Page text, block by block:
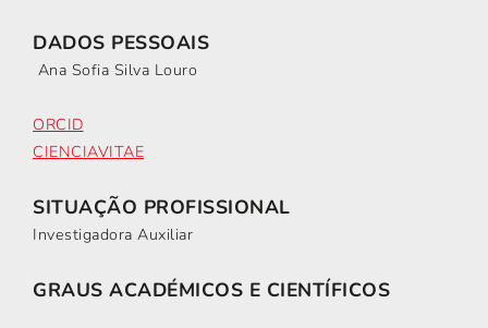
DADOS PESSOAIS
Ana Sofia Silva Louro
ORCID
CIENCIAVITAE
SITUAÇÃO PROFISSIONAL
Investigadora Auxiliar
GRAUS ACADÉMICOS E CIENTÍFICOS